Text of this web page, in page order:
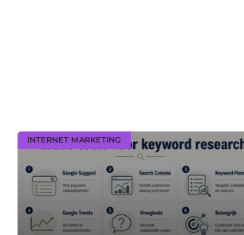
INTERNET MARKETING